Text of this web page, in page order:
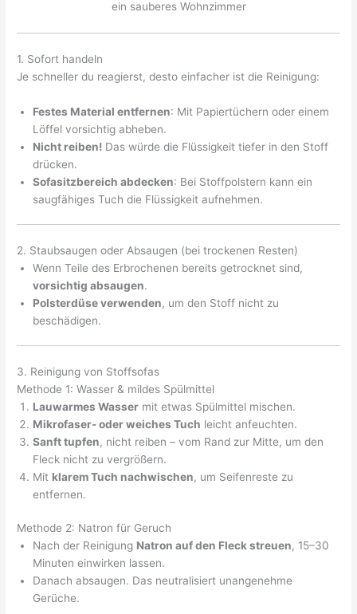
1. Sofort handeln
Je schneller du reagierst, desto einfacher ist die Reinigung:
Festes Material entfernen: Mit Papiertüchern oder einem
Löffel vorsichtig abheben.
Nicht reiben! Das würde die Flüssigkeit tiefer in den Stoff
drücken.
Sofasitzbereich abdecken: Bei Stoffpolstern kann ein
saugfähiges Tuch die Flüssigkeit aufnehmen.
2. Staubsaugen oder Absaugen (bei trockenen Resten)
Wenn Teile des Erbrochenen bereits getrocknet sind,
vorsichtig absaugen.
Polsterdüse verwenden, um den Stoff nicht zu
beschädigen.
3. Reinigung von Stoffsofas
Methode 1: Wasser & mildes Spülmittel
Lauwarmes Wasser mit etwas Spülmittel mischen.
Mikrofaser- oder weiches Tuch leicht anfeuchten.
Sanft tupfen, nicht reiben – vom Rand zur Mitte, um den
Fleck nicht zu vergrößern.
Mit klarem Tuch nachwischen, um Seifenreste zu
entfernen.
Methode 2: Natron für Geruch
Nach der Reinigung Natron auf den Fleck streuen, 15–30
Minuten einwirken lassen.
Danach absaugen. Das neutralisiert unangenehme
Gerüche.